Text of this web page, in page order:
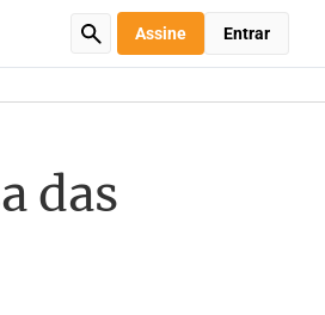
Assine Entrar
das